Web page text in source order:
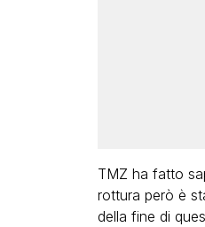
TMZ ha fatto
rottura però è
della fine di